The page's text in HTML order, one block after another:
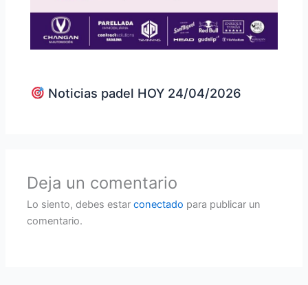
Noticias padel HOY 24/04/2026
Deja un comentario
Lo siento, debes estarconectado para publicar un
comentario.